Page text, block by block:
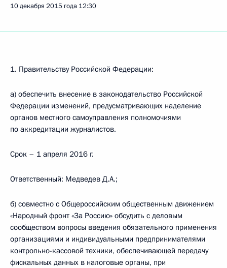
10 декабря 2015 года 12:30
1. Правительству Российской Федерации:
а) обеспечить внесение в законодательство Российской
Федерации изменений, предусматривающих наделение
органов местного самоуправления полномочиями
по аккредитации журналистов.
Срок – 1 апреля 2016 г.
Ответственный: Медведев Д.А.;
б) совместно с Общероссийским общественным движением
«Народный фронт «За Россию» обсудить с деловым
сообществом вопросы введения обязательного применения
организациями и индивидуальными предпринимателями
контрольно-кассовой техники, обеспечивающей передачу
фискальных данных в налоговые органы, при